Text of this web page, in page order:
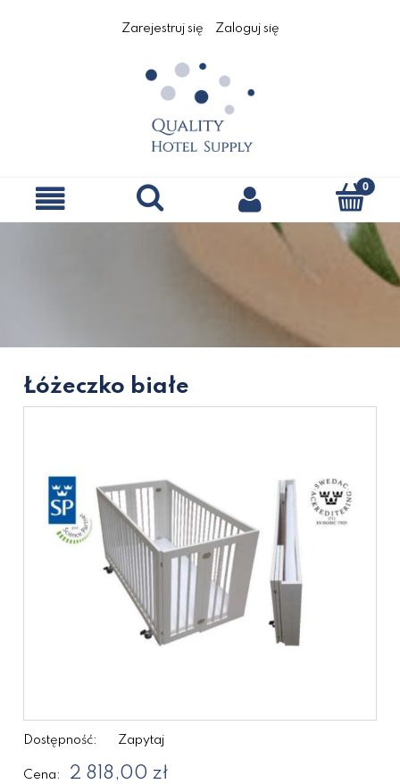
Zarejestruj się Zaloguj się
Łóżeczko białe
Dostępność: Zapytaj
Cena: 2 818,00 zł